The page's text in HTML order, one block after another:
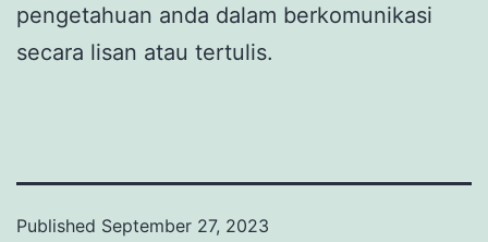
pengetahuan anda dalam berkomunikasi
secara lisan atau tertulis.
Published September 27, 2023